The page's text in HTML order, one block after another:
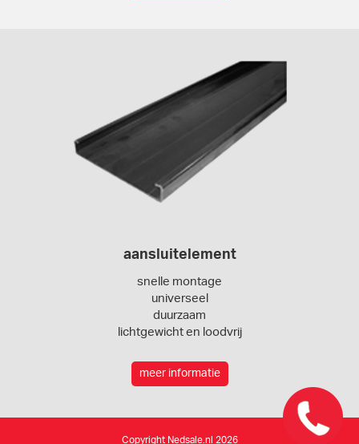
aansluitelement
snelle montage
universeel
duurzaam
lichtgewicht en loodvrij
meer informatie
Copyright Nedsale.nl 2026